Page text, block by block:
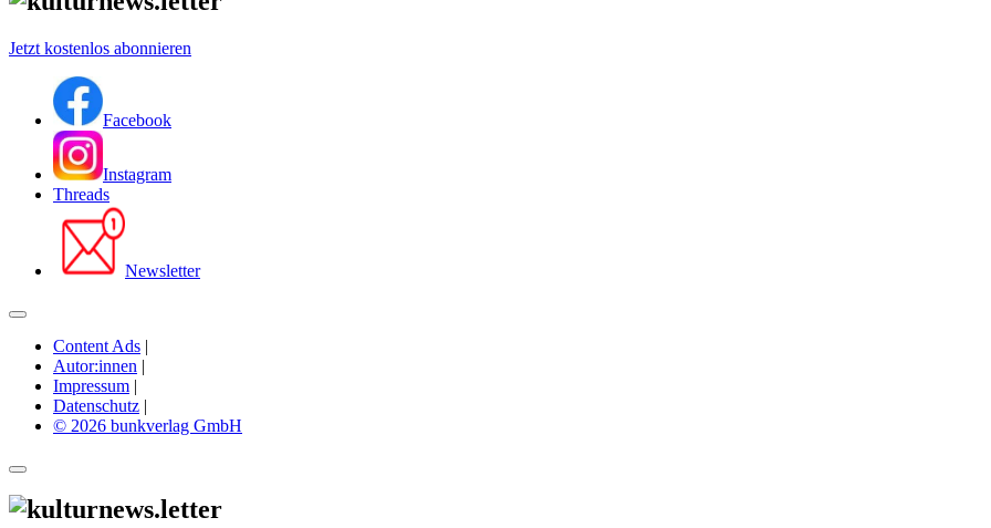
Jetzt kostenlos abonnieren
Facebook
Instagram
Threads
Newsletter
Content Ads |
Autor:innen |
Impressum |
Datenschutz |
© 2026 bunkverlag GmbH